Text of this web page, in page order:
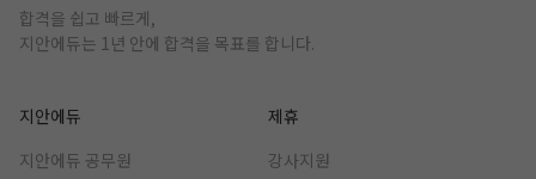
합격을 쉽고 빠르게,
지안에듀는 1년 안에 합격을 목표를 합니다.
지안에듀
지안에듀 공무원
제휴
강사지원